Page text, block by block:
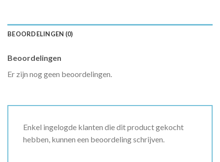
BEOORDELINGEN (0)
Beoordelingen
Er zijn nog geen beoordelingen.
Enkel ingelogde klanten die dit product gekocht
hebben, kunnen een beoordeling schrijven.